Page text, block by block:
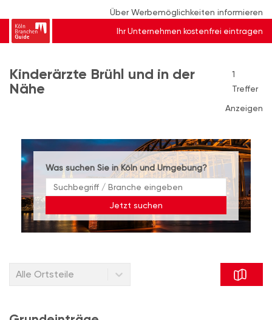
Über Werbemöglichkeiten informieren
Ihr Unternehmen kostenfrei eintragen
Kinderärzte Brühl und in der
Nähe
1
Treffer
Anzeigen
Was suchen Sie in Köln und Umgebung?
Jetzt suchen
Alle Ortsteile